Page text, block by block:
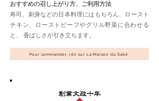
おすすめの召し上がり方、ご利用方法
寿司、刺身などの日本料理にはもちろん、ロースト
チキン、ローストビーフやグリル野菜に合わせる
と、 香ばしさが引き立ちます。
Pour commander, rdv sur La Maison du Saké